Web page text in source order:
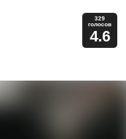
329
голосов
4.6